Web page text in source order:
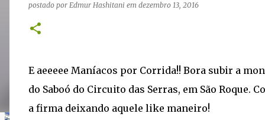
postado por Edmur Hashitani em dezembro 13, 2016
E aeeeee Maníacos por Corrida!! Bora subir a
do Saboó do Circuito das Serras, em São Roque.
a firma deixando aquele like maneiro!